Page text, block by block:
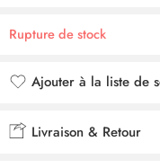
Rupture de stock
Ajouter à la liste de
Livraison & Retour